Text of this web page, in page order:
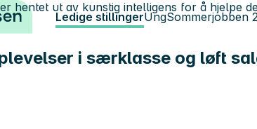
Ledige stillingerUngSommerjobben
i særklasse og løft
hentet ut av kunstig intelligens for å hjelpe